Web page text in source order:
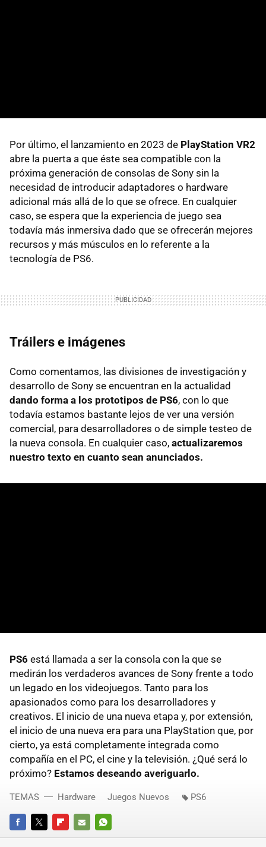
Por último, el lanzamiento en 2023 de PlayStation VR2
abre la puerta a que éste sea compatible con la
próxima generación de consolas de Sony sin la
necesidad de introducir adaptadores o hardware
adicional más allá de lo que se ofrece. En cualquier
caso, se espera que la experiencia de juego sea
todavía más inmersiva dado que se ofrecerán mejores
recursos y más músculos en lo referente a la
tecnología de PS6.
Tráilers e imágenes
Como comentamos, las divisiones de investigación y
desarrollo de Sony se encuentran en la actualidad
dando forma a los prototipos de PS6, con lo que
todavía estamos bastante lejos de ver una versión
comercial, para desarrolladores o de simple testeo de
la nueva consola. En cualquier caso, actualizaremos
nuestro texto en cuanto sean anunciados.
PS6 está llamada a ser la consola con la que se
medirán los verdaderos avances de Sony frente a todo
un legado en los videojuegos. Tanto para los
apasionados como para los desarrolladores y
creativos. El inicio de una nueva etapa y, por extensión,
el inicio de una nueva era para una PlayStation que, por
cierto, ya está completamente integrada como
compañía en el PC, el cine y la televisión. ¿Qué será lo
próximo? Estamos deseando averiguarlo.
FACEBOOKTWITTERFLIPBOARD
E- WHATSAPP
TEMAS Hardware Juegos Nuevos PS6